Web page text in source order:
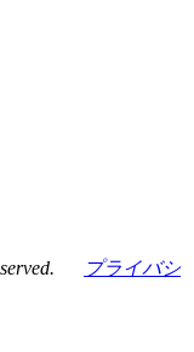
プライバシ